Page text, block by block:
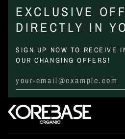
EXCLUSIVE
DIRECTLY IN
SIGN UP NOW TO RECEIVE
OUR CHANGING OFFERS!